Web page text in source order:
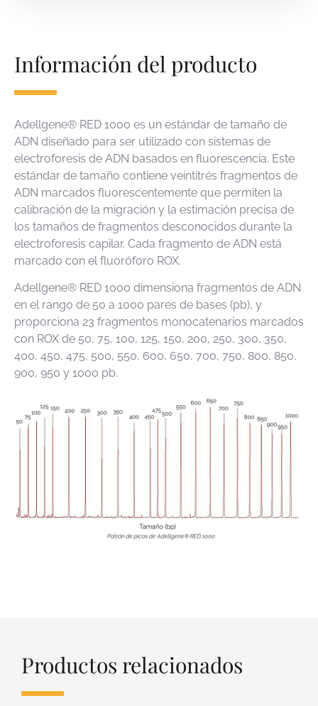
Información del producto
Adellgene® RED 1000 es un estándar de tamaño de
ADN diseñado para ser utilizado con sistemas de
electroforesis de ADN basados en fluorescencia. Este
estándar de tamaño contiene veintitrés fragmentos de
ADN marcados fluorescentemente que permiten la
calibración de la migración y la estimación precisa de
los tamaños de fragmentos desconocidos durante la
electroforesis capilar. Cada fragmento de ADN está
marcado con el fluoróforo ROX.
Adellgene® RED 1000 dimensiona fragmentos de ADN
en el rango de 50 a 1000 pares de bases (pb), y
proporciona 23 fragmentos monocatenarios marcados
con ROX de 50, 75, 100, 125, 150, 200, 250, 300, 350,
400, 450, 475, 500, 550, 600, 650, 700, 750, 800, 850,
900, 950 y 1000 pb.
Productos relacionados